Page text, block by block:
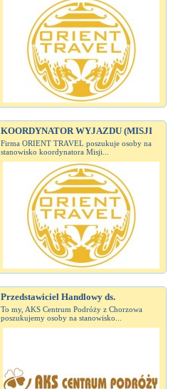
KOORDYNATOR WYJAZDU (MISJI
Firma ORIENT TRAVEL poszukuje osoby na
stanowisko koordynatora Misji...
Przedstawiciel Handlowy ds.
To my, AKS Centrum Podróży z Chorzowa
poszukujemy osoby na stanowisko...